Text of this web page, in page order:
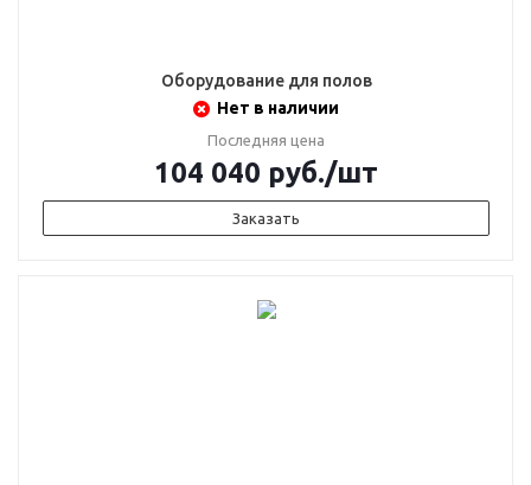
Оборудование для полов
Нет в наличии
Последняя цена
104 040 руб./шт
Заказать